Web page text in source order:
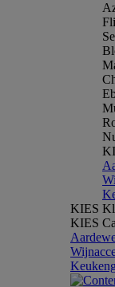
KIES
KIES